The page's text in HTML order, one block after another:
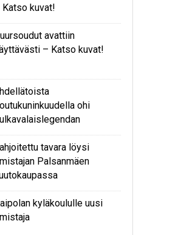
Katso kuvat!
avattiin
– Katso kuvat!
ohi
tavara löysi
Palsanmäen
kyläkoululle uusi